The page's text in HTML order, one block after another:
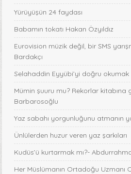
Yürüyüşün 24 faydası
Babamın tokatı Hakan Özyıldız
Eurovision müzik değil, bir SMS
Bardakçı
Selahaddin Eyyübi’yi doğru okumak
Mümin şuuru mu? Rekorlar kitabına
Barbarosoğlu
Yaz sabahı yorgunluğunu atmanın
Ünlülerden huzur veren yaz şarkıları
Kudüs’ü kurtarmak mı?-
Her Müslümanın Ortadoğu Uzmanı